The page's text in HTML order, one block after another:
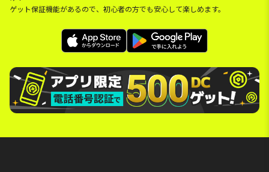
ゲット保証機能があるので、初心者の方でも安心して楽しめます。